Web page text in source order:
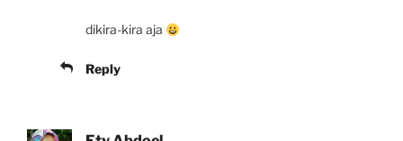
dikira-kira aja
Reply